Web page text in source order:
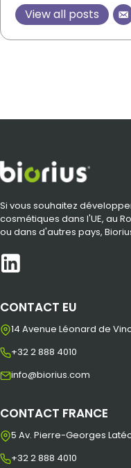
View all posts
Si vous souhaitez
cosmétiques dans l'UE, au
ou dans d'autres pays,
CONTACT EU
14 Avenue Léonard de
+32 2 888 4010
info@biorius.com
CONTACT FRANCE
5 Av. Pierre-Georges
+32 2 888 4010